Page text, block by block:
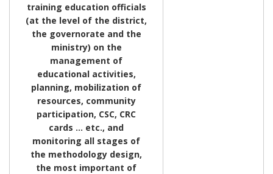
training education officials
(at the level of the district,
the governorate and the
ministry) on the
management of
educational activities,
planning, mobilization of
resources, community
participation, CSC, CRC
cards … etc., and
monitoring all stages of
the methodology design,
the most important of